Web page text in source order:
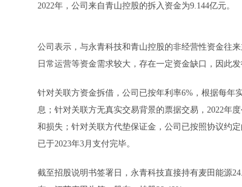
2022年，公司来自青山控股的拆入资金为9.144亿元。
公司表示，与永青科技和青山控股的非经营性资金往
日常运营等资金需求较大，存在一定资金缺口，因此
针对关联方资金拆借，公司已按年利率6%，根据每年
息；针对关联方无真实交易背景的票据交易，2022年
和损失；针对关联方代垫保证金，公司已按照协议约
已于2023年3月支付完毕。
截至招股说明书签署日，永青科技直接持有麦田能源